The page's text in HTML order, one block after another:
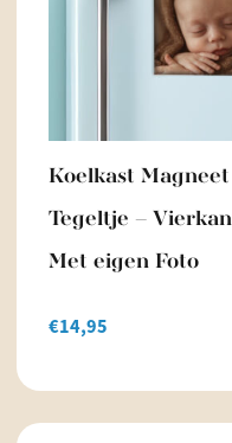
Koelkast Magneet
Tegeltje –
Met eigen Foto
€14,95